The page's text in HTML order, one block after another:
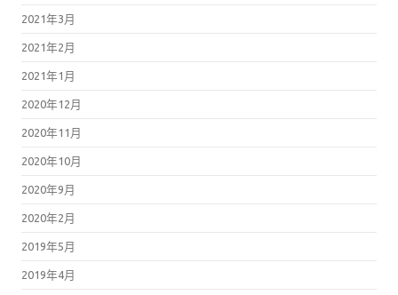
2021年3月
2021年2月
2021年1月
2020年12月
2020年11月
2020年10月
2020年9月
2020年2月
2019年5月
2019年4月